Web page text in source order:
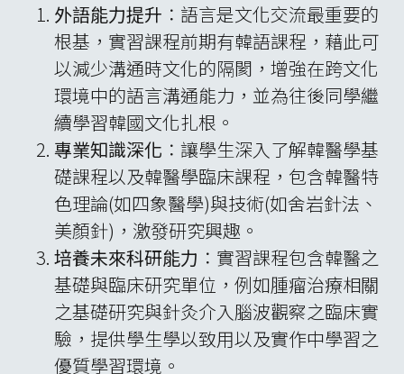
外語能力提升 ：語言是文化交流最重要的
根基，實習課程前期有韓語課程，藉此可
以減少溝通時文化的隔閡，增強在跨文化
環境中的語言溝通能力，並為往後同學繼
續學習韓國文化扎根。
專業知識深化 ：讓學生深入了解韓醫學基
礎課程以及韓醫學臨床課程，包含韓醫特
色理論(如四象醫學)與技術(如舍岩針法、
美顏針)，激發研究興趣。
培養未來科研能力 ：實習課程包含韓醫之
基礎與臨床研究單位，例如腫瘤治療相關
之基礎研究與針灸介入腦波觀察之臨床實
驗，提供學生學以致用以及實作中學習之
優質學習環境。